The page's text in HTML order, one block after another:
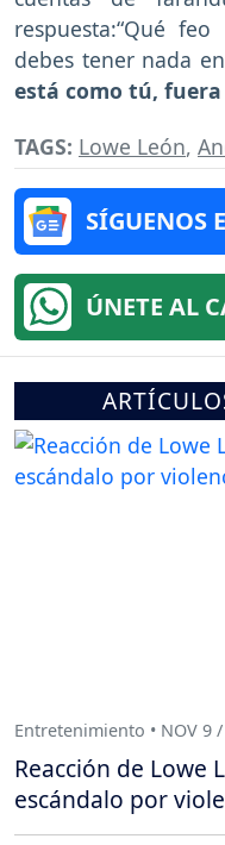
respuesta:“Qué
debes tener nada
está como tú, fuera
TAGS: Lowe León,
SÍGUENOS
ÚNETE AL
Entretenimiento • NOV 9
Reacción de Lowe
escándalo por